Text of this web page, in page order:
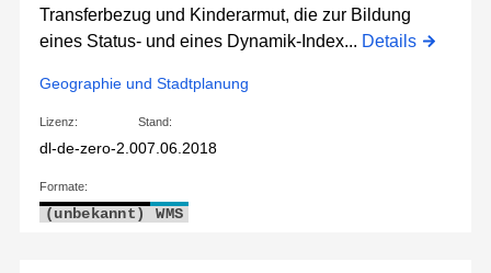
Transferbezug und Kinderarmut, die zur Bildung
eines Status- und eines Dynamik-Index... Details
Geographie und Stadtplanung
Lizenz:
dl-de-zero-2.0
Stand:
07.06.2018
Formate:
(unbekannt) WMS